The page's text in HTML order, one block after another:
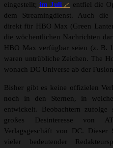
eingestellt;im Juli
entfiel die
dem Streamingdienst. Auch die
direkt für HBO Max (Green
die wöchentlichen Nachrichten
HBO Max verfügbar seien (z. B.
waren untrübliche Zeichen. The
wonach DC Universe ab der
Bisher gibt es keine offizielen
noch in den Sternen, in
entwickelt. Beobachtern
großes Desinteresse von
Verlagsgeschäft von DC.
vieler bedeutender